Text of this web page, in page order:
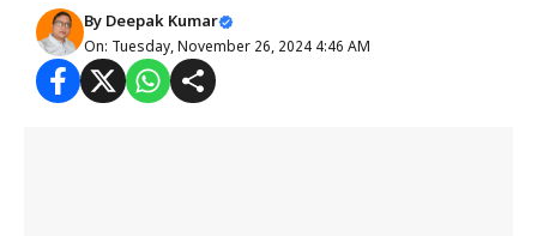
By Deepak Kumar
On: Tuesday, November 26, 2024 4:46 AM